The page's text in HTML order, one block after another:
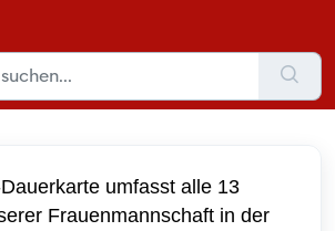
umfasst alle 13
Frauenmannschaft in der